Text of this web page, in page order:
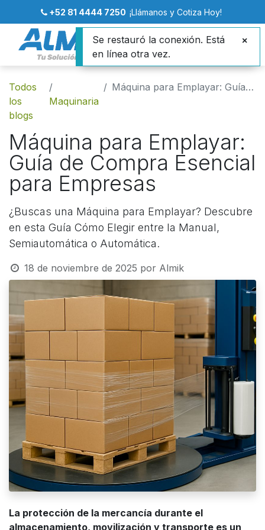
+52 81 4444 7250 ¡Llámanos y Cotiza Hoy!
Todos
los
blogs
Maquinaria
Máquina para Emplayar: Guía de Compra Esencial para Empresas
Máquina para Emplayar:
Guía de Compra Esencial
para Empresas
¿Buscas una Máquina para Emplayar? Descubre
en esta Guía Cómo Elegir entre la Manual,
Semiautomática o Automática.
18 de noviembre de 2025 por Almik
La protección de la mercancía durante el
almacenamiento, movilización y transporte es un
Se restauró la conexión. Está
en línea otra vez.